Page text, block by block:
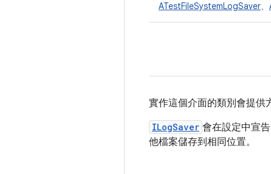
ATestFileSystemLogSaver、
實作這個介面的類別會提供
ILogSaver 會在設定中宣
他檔案儲存到相同位置。